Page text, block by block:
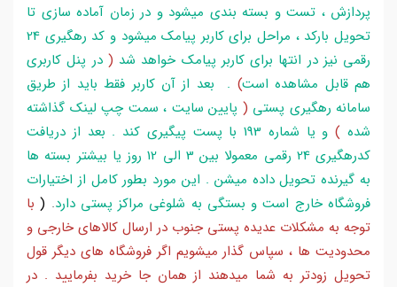
پردازش ، تست و بسته بندی میشود و در زمان آماده سازی تا
تحویل بارکد ، مراحل برای کاربر پیامک میشود و کد رهگیری 24
رقمی نیز در انتها برای کاربر پیامک خواهد شد ( در پنل کاربری
هم قابل مشاهده است) . بعد از آن کاربر فقط باید از طریق
سامانه رهگیری پستی ( پایین سایت ، سمت چپ لینک گذاشته
شده )
و یا شماره 193 با پست پیگیری کند . بعد از دریافت
کدرهگیری 24 رقمی معمولا بین 3 الی 12 روز یا بیشتر بسته ها
به گیرنده تحویل داده میشن . این مورد بطور کامل از اختیارات
فروشگاه خارج است و بستگی به شلوغی مراکز پستی دارد.
(با
توجه به مشکلات عدیده پستی جنوب در ارسال کالاهای خارجی و
محدودیت ها ، سپاس گذار میشویم اگر فروشگاه های دیگر قول
تحویل زودتر به شما میدهند از همان جا خرید بفرمایید . در